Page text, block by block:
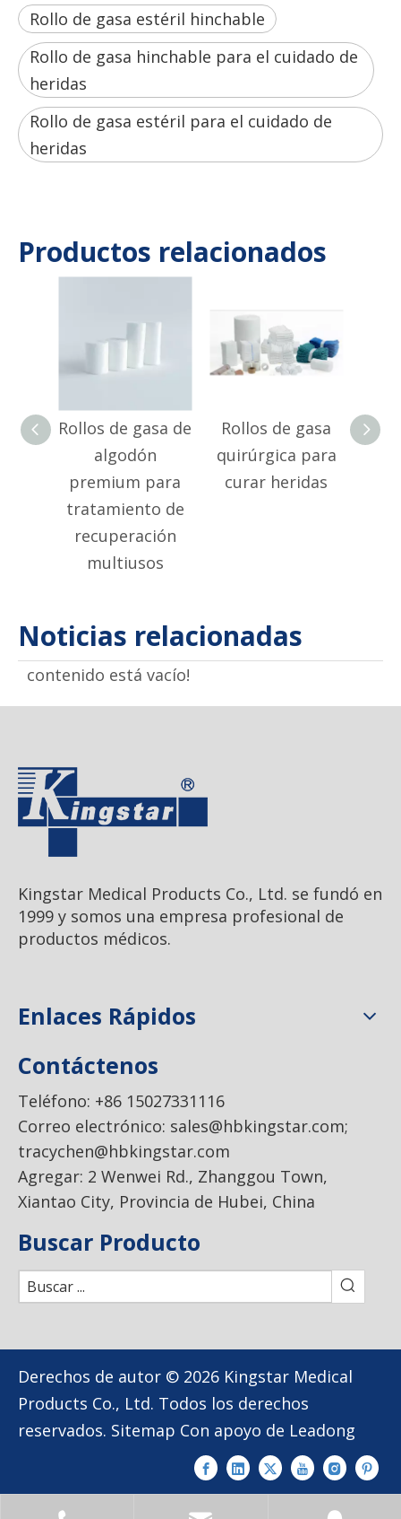
Rollo de gasa estéril hinchable
Rollo de gasa hinchable para el cuidado de
heridas
Rollo de gasa estéril para el cuidado de
heridas
Productos relacionados
Rollos de gasa de
algodón
premium para
tratamiento de
recuperación
multiusos
Rollos de gasa
quirúrgica para
curar heridas
Noticias relacionadas
contenido está vacío!
Kingstar Medical Products Co., Ltd. se fundó en
1999 y somos una empresa profesional de
productos médicos.
Enlaces Rápidos
Contáctenos
Teléfono: +86 15027331116
Correo electrónico: sales@hbkingstar.com;
tracychen@hbkingstar.com
Agregar: 2 Wenwei Rd., Zhanggou Town,
Xiantao City, Provincia de Hubei, China
Buscar Producto
Derechos de autor © 2026 Kingstar Medical
Products Co., Ltd. Todos los derechos
reservados. Sitemap Con apoyo de Leadong